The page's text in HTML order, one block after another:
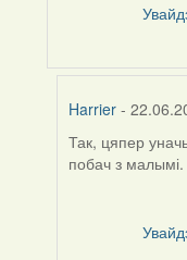
Harrier -
In
reply
Так, цяпер
побач з малымі.